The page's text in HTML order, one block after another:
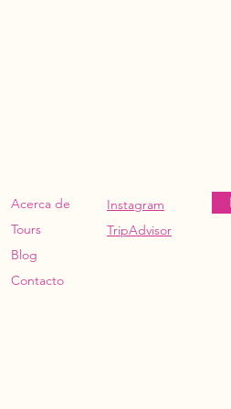
Acerca de
Tours
Blog
Contacto
Instagram
TripAdvisor